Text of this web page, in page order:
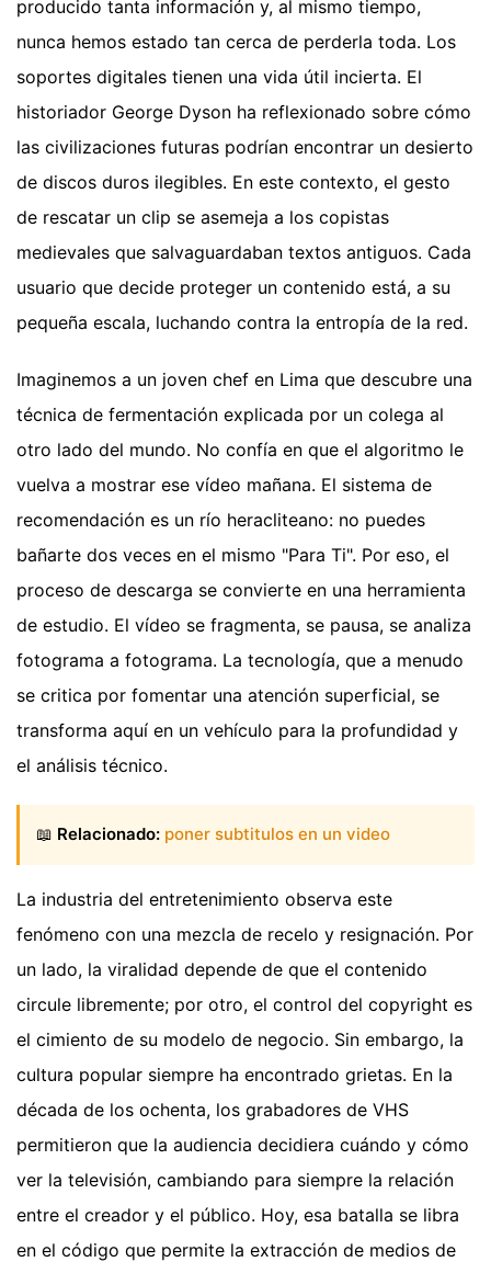
producido tanta información y, al mismo tiempo,
nunca hemos estado tan cerca de perderla toda. Los
soportes digitales tienen una vida útil incierta. El
historiador George Dyson ha reflexionado sobre cómo
las civilizaciones futuras podrían encontrar un desierto
de discos duros ilegibles. En este contexto, el gesto
de rescatar un clip se asemeja a los copistas
medievales que salvaguardaban textos antiguos. Cada
usuario que decide proteger un contenido está, a su
pequeña escala, luchando contra la entropía de la red.
Imaginemos a un joven chef en Lima que descubre una
técnica de fermentación explicada por un colega al
otro lado del mundo. No confía en que el algoritmo le
vuelva a mostrar ese vídeo mañana. El sistema de
recomendación es un río heracliteano: no puedes
bañarte dos veces en el mismo "Para Ti". Por eso, el
proceso de descarga se convierte en una herramienta
de estudio. El vídeo se fragmenta, se pausa, se analiza
fotograma a fotograma. La tecnología, que a menudo
se critica por fomentar una atención superficial, se
transforma aquí en un vehículo para la profundidad y
el análisis técnico.
📖 Relacionado: poner subtitulos en un video
La industria del entretenimiento observa este
fenómeno con una mezcla de recelo y resignación. Por
un lado, la viralidad depende de que el contenido
circule libremente; por otro, el control del copyright es
el cimiento de su modelo de negocio. Sin embargo, la
cultura popular siempre ha encontrado grietas. En la
década de los ochenta, los grabadores de VHS
permitieron que la audiencia decidiera cuándo y cómo
ver la televisión, cambiando para siempre la relación
entre el creador y el público. Hoy, esa batalla se libra
en el código que permite la extracción de medios de